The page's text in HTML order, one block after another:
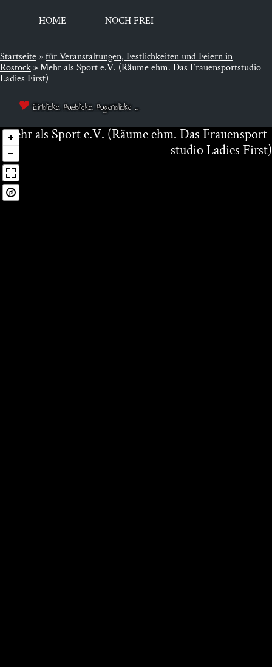
HOME NOCH FREI
Startseite»für Ver­an­stal­tun­gen, Fest­lich­kei­ten und Fei­ern in
Rostock»Mehr als Sport e.V. (Räume ehm. Das Frauensportstudio
Ladies First)
Einblicke, Ausblicke, Augenblicke ...
Mehr als Sport e.V. (Räu­me ehm. Das Frau­en­sport­
stu­dio Ladies First)